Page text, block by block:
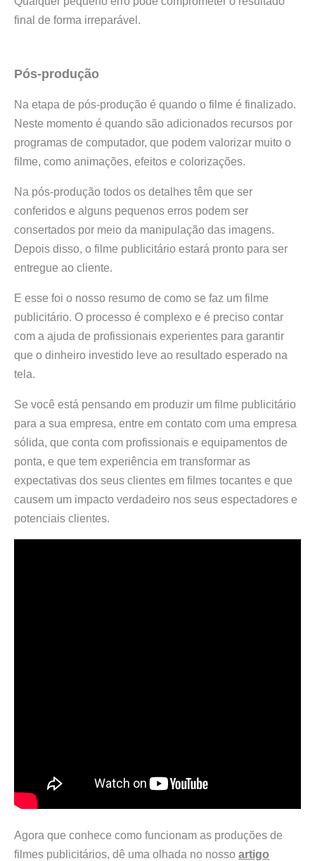
final de forma irreparável.
Pós-produção
Na etapa de pós-produção é quando o filme é finalizado.
Neste momento é quando são adicionados recursos por
programas de computador, que podem valorizar muito o
filme, como animações, efeitos e colorizações.
Na pós-produção todos os detalhes têm que ser
conferidos e alguns pequenos erros podem ser
consertados por meio da manipulação das imagens.
Depois disso, o filme publicitário estará pronto para ser
entregue ao cliente.
E esse foi o nosso resumo de como se faz um filme
publicitário. O processo é complexo e é preciso contar
com a ajuda de profissionais experientes para garantir
que o dinheiro investido leve ao resultado esperado na
tela.
Se você está pensando em produzir um filme publicitário
para a sua empresa, entre em contato com uma empresa
sólida, que conta com profissionais e equipamentos de
ponta, e que tem experiência em transformar as
expectativas dos seus clientes em filmes tocantes e que
causem um impacto verdadeiro nos seus espectadores e
potenciais clientes.
Agora que conhece como funcionam as produções de
filmes publicitários, dê uma olhada no nosso artigo